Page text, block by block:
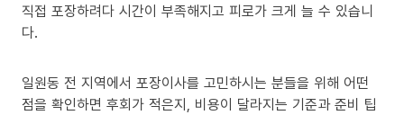
직접 포장하려다 시간이 부족해지고 피로가 크게 늘 수 있습니
다.
일원동 전 지역에서 포장이사를 고민하시는 분들을 위해 어떤
점을 확인하면 후회가 적은지, 비용이 달라지는 기준과 준비 팁